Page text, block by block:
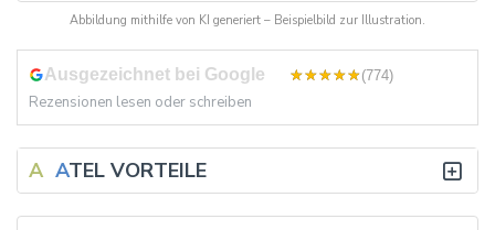
Abbildung mithilfe von KI generiert – Beispielbild zur Illustration.
Ausgezeichnet bei Google (774)
Rezensionen lesen oder schreiben
AV ATEL VORTEILE